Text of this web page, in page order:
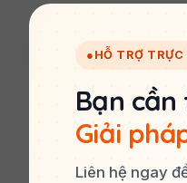
● HỖ TRỢ
Bạn
Giải
Liên hệ ngay